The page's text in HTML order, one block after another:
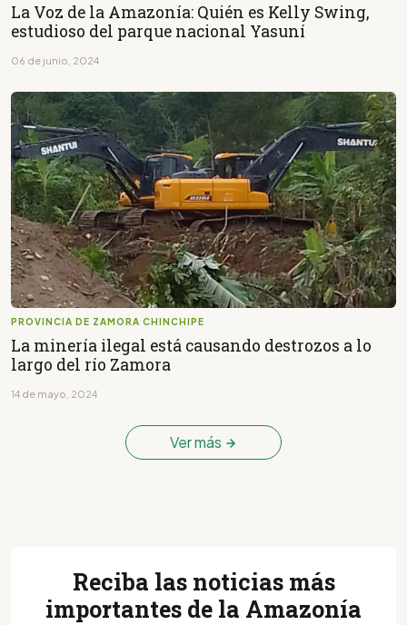
La Voz de la Amazonía: Quién es Kelly Swing,
estudioso del parque nacional Yasuní
06 de junio, 2024
PROVINCIA DE ZAMORA CHINCHIPE
La minería ilegal está causando destrozos a lo
largo del río Zamora
14 de mayo, 2024
Ver más
Reciba las noticias más
importantes de la Amazonía